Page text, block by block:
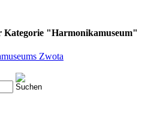
Kategorie "Harmonikamuseum"
Zwota